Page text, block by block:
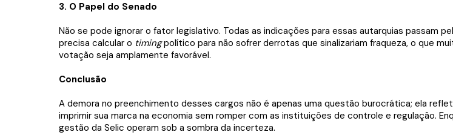
3. O Papel do Senado
Não se pode ignorar o fator legislativo. Todas as indicações para essas autarquias passam
precisa calcular o timingpolítico para não sofrer derrotas que sinalizariam fraqueza, o que
votação seja amplamente favorável.
Conclusão
A demora no preenchimento desses cargos não é apenas uma questão burocrática; ela
imprimir sua marca na economia sem romper com as instituições de controle e regulação.
gestão da Selic operam sob a sombra da incerteza.